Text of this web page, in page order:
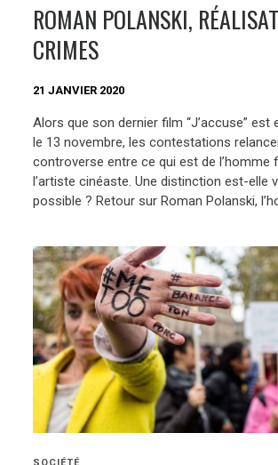
ROMAN POLANSKI,
CRIMES
21 JANVIER 2020
Alors que son dernier film “J’accuse” est
le 13 novembre, les contestations
controverse entre ce qui est de l’homme
l’artiste cinéaste. Une distinction est-elle
possible ? Retour sur Roman Polanski,